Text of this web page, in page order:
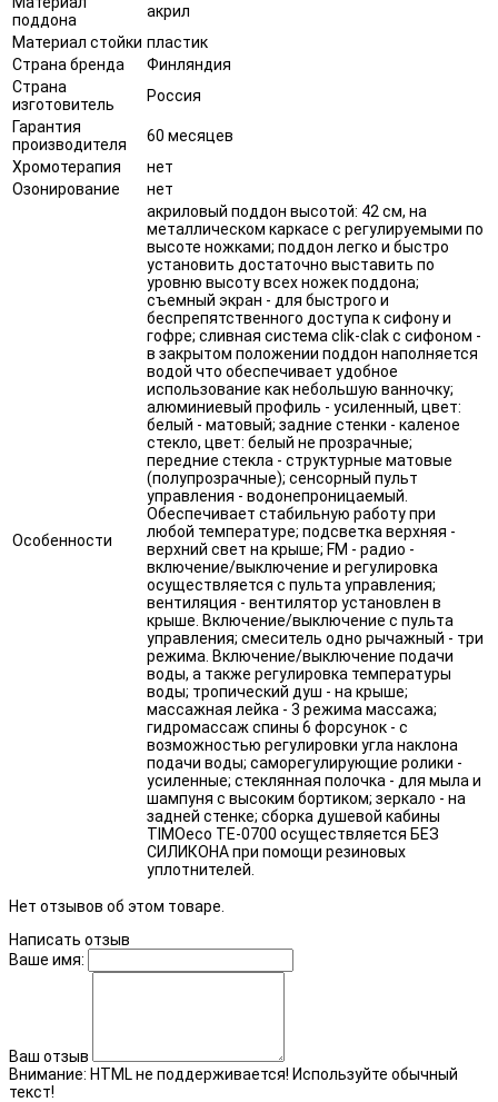
поддона
акрил
Материал стойки пластик
Страна бренда
Финляндия
Страна
изготовитель
Россия
Гарантия
производителя
60 месяцев
Хромотерапия
нет
Озонирование
нет
Особенности
акриловый поддон высотой: 42 см, на
металлическом каркасе с регулируемыми по
высоте ножками; поддон легко и быстро
установить достаточно выставить по
уровню высоту всех ножек поддона;
съемный экран - для быстрого и
беспрепятственного доступа к сифону и
гофре; сливная система clik-clak с сифоном -
в закрытом положении поддон наполняется
водой что обеспечивает удобное
использование как небольшую ванночку;
алюминиевый профиль - усиленный, цвет:
белый - матовый; задние стенки - каленое
стекло, цвет: белый не прозрачные;
передние стекла - структурные матовые
(полупрозрачные); сенсорный пульт
управления - водонепроницаемый.
Обеспечивает стабильную работу при
любой температуре; подсветка верхняя -
верхний свет на крыше; FM - радио -
включение/выключение и регулировка
осуществляется с пульта управления;
вентиляция - вентилятор установлен в
крыше. Включение/выключение с пульта
управления; смеситель одно рычажный - три
режима. Включение/выключение подачи
воды, а также регулировка температуры
воды; тропический душ - на крыше;
массажная лейка - 3 режима массажа;
гидромассаж спины 6 форсунок - с
возможностью регулировки угла наклона
подачи воды; саморегулирующие ролики -
усиленные; стеклянная полочка - для мыла и
шампуня с высоким бортиком; зеркало - на
задней стенке; сборка душевой кабины
TIMOeco TE-0700 осуществляется БЕЗ
СИЛИКОНА при помощи резиновых
уплотнителей.
Нет отзывов об этом товаре.
Написать отзыв
Ваше имя:
Ваш отзыв
Внимание: HTML не поддерживается! Используйте обычный
текст!